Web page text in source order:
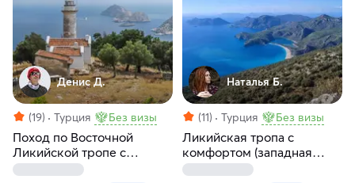
Денис Д.
(19) Турция Без визы
Поход по Восточной
Ликийской тропе с
восхождением на Тахталы
Наталья Б.
(11) Турция Без визы
Ликийская тропа с
комфортом (западная
часть)